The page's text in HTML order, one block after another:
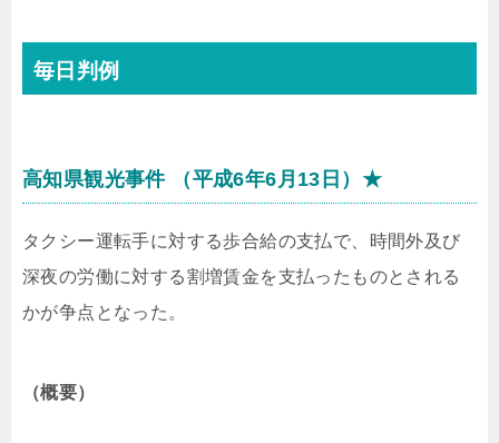
毎日判例
高知県観光事件 （平成6年6月13日）★
タクシー運転手に対する歩合給の支払で、時間外及び
深夜の労働に対する割増賃金を支払ったものとされる
かが争点となった。
（概要）